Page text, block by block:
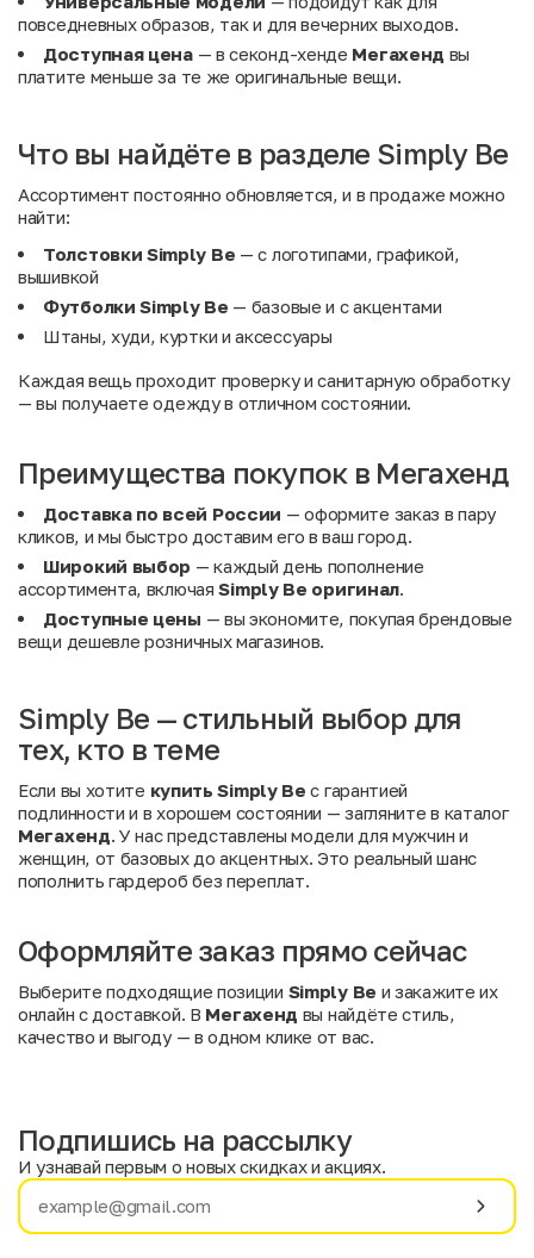
повседневных образов, так и для вечерних выходов.
Доступная цена— в секонд-хенде Мегахенд вы
платите меньше за те же оригинальные вещи.
Что вы найдёте в разделе Simply Be
Ассортимент постоянно обновляется, и в продаже можно
найти:
Толстовки Simply Be — с логотипами, графикой,
вышивкой
Футболки Simply Be — базовые и с акцентами
Штаны, худи, куртки и аксессуары
Каждая вещь проходит проверку и санитарную обработку
— вы получаете одежду в отличном состоянии.
Преимущества покупок в Мегахенд
Доставка по всей России — оформите заказ в пару
кликов, и мы быстро доставим его в ваш город.
Широкий выбор — каждый день пополнение
ассортимента, включаяSimply Be оригинал.
Доступные цены — вы экономите, покупая брендовые
вещи дешевле розничных магазинов.
Simply Be — стильный выбор для
тех, кто в теме
Если вы хотите купить Simply Be с гарантией
подлинности и в хорошем состоянии — загляните в каталог
Мегахенд. У нас представлены модели для мужчин и
женщин, от базовых до акцентных. Это реальный шанс
пополнить гардероб без переплат.
Оформляйте заказ прямо сейчас
Выберите подходящие позиции Simply Be и закажите их
онлайн с доставкой. В Мегахенд вы найдёте стиль,
качество и выгоду — в одном клике от вас.
Имя
Подпишись на рассылку
И узнавай первым о новых скидках и акциях.